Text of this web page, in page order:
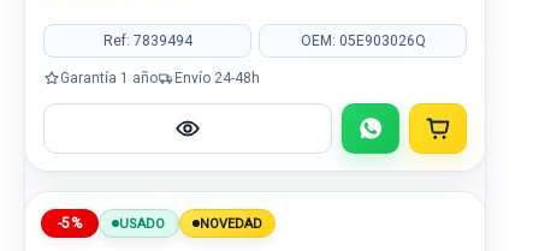
Ref: 7839494 OEM: 05E903026Q
Garantía 1 año Envío 24-48h
-5% USADO NOVEDAD